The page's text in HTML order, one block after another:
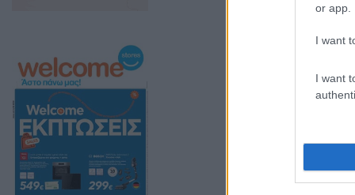
or app.
I want
I want
Με σαφή
ενταχθεί στο
δημιουργία
παραλήφθηκαν
αποδίδονται